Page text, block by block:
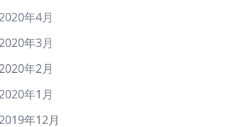
年4月
年3月
年2月
年1月
年12月